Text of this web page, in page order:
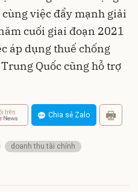
việc đẩy mạnh giải
cuối giai đoạn 2021
áp dụng thuế chống
Quốc cũng hỗ trợ
trên Chia sẻ Zalo
doanh thu tài chính